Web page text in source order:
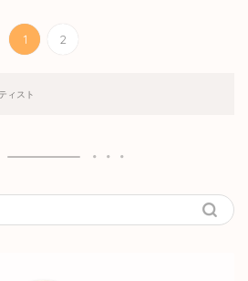
1 2
ィスト